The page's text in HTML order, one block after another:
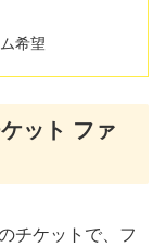
希望
ット ファ
チケットで、フ